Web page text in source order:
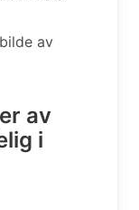
av
av
i